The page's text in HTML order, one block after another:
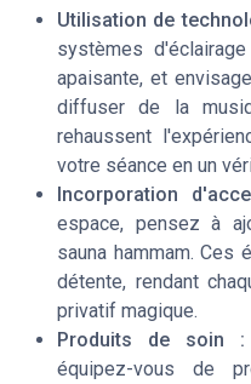
Utilisation de
systèmes
apaisante, et
diffuser de la
rehaussent
votre séance en un
Incorporation
espace, pensez à
sauna hammam. Ces
détente, rendant
privatif magique.
Produits de soin :
équipez-vous de